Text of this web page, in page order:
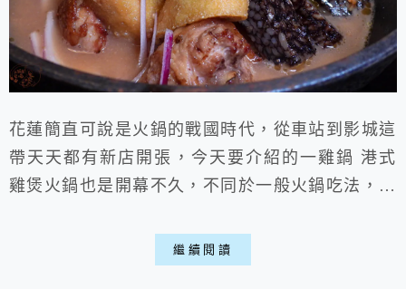
花蓮簡直可說是火鍋的戰國時代，從車站到影城這
帶天天都有新店開張，今天要介紹的一雞鍋 港式
雞煲火鍋也是開幕不久，不同於一般火鍋吃法，還
可以吃完乾鍋再加湯變火鍋煮料，一次就能享受兩
種吃法，價格約在300-500上下，雙人套餐CP值會
繼續閱讀